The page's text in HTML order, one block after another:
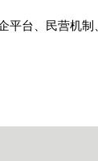
台、民营机